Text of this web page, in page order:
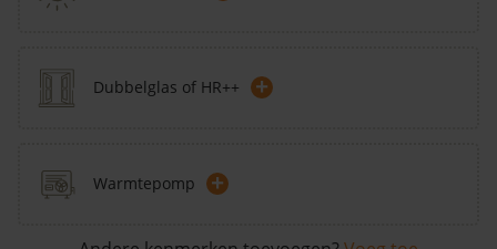
Dubbelglas of HR++ +
Warmtepomp +